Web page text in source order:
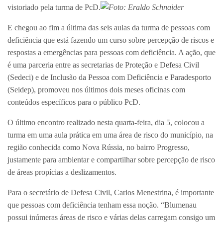
vistoriado pela turma de PcD.
Foto: Eraldo Schnaider
E chegou ao fim a última das seis aulas da turma de pessoas com
deficiência que está fazendo um curso sobre percepção de riscos e
respostas a emergências para pessoas com deficiência. A ação, que
é uma parceria entre as secretarias de Proteção e Defesa Civil
(Sedeci) e de Inclusão da Pessoa com Deficiência e Paradesporto
(Seidep), promoveu nos últimos dois meses oficinas com
conteúdos específicos para o público PcD.
O último encontro realizado nesta quarta-feira, dia 5, colocou a
turma em uma aula prática em uma área de risco do município, na
região conhecida como Nova Rússia, no bairro Progresso,
justamente para ambientar e compartilhar sobre percepção de risco
de áreas propícias a deslizamentos.
Para o secretário de Defesa Civil, Carlos Menestrina, é importante
que pessoas com deficiência tenham essa noção. “Blumenau
possui inúmeras áreas de risco e várias delas carregam consigo um